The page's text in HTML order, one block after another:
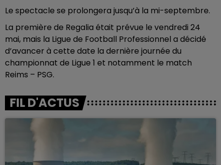
Le spectacle se prolongera jusqu’à la mi-septembre.
La première de Regalia était prévue le vendredi 24
mai, mais la Ligue de Football Professionnel a décidé
d’avancer à cette date la dernière journée du
championnat de Ligue 1 et notamment le match
Reims – PSG.
FIL D'ACTUS